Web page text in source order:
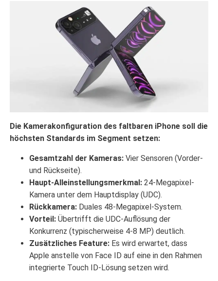
Die Kamerakonfiguration des faltbaren iPhone soll die
höchsten Standards im Segment setzen:
Gesamtzahl der Kameras: Vier Sensoren (Vorder-
und Rückseite).
Haupt-Alleinstellungsmerkmal: 24-Megapixel-
Kamera unter dem Hauptdisplay (UDC).
Rückkamera: Duales 48-Megapixel-System.
Vorteil: Übertrifft die UDC-Auflösung der
Konkurrenz (typischerweise 4-8 MP) deutlich.
Zusätzliches Feature: Es wird erwartet, dass
Apple anstelle von Face ID auf eine in den Rahmen
integrierte Touch ID-Lösung setzen wird.